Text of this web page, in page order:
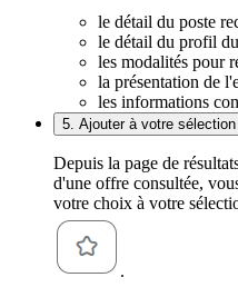
le détail du poste
le détail du profil
les modalités pour
la présentation de
les informations
5. Ajouter à votre
Depuis la page de
d'une offre consultée,
votre choix à votre
.